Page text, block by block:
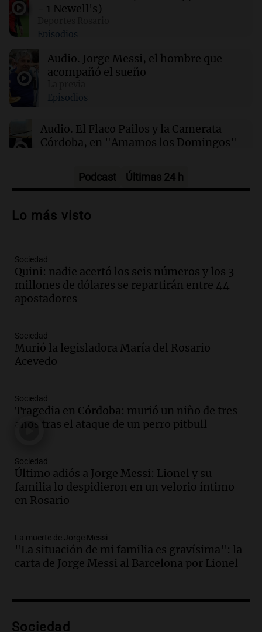
22:03 Tecnología
riesgo para la ciberseguridad
21:48 Sociedad
Quini: nadie acertó los seis números y los 3
apostadores
- 1 Newell's)
Episodios
Audio. Jorge Messi, el hombre que
acompañó el sueño
Episodios
Audio. El Flaco Pailos y la Camerata
Córdoba, en "Amamos los Domingos"
hablaron de su obra en Cadena 3
Audio.
recuerdo del paso de Juan Pablo II: "Te
traspasaba con la mirada"
Amamos los Domingos
Audio.
un imperdible cordobés para los
amantes de la astronomía
Audio.
“No entendíamos qué cantaban”:
la historia del club de Irlanda
revolucionado por hinchas argentinos
Episodios
Audio.Crisis diplomática: el embajador
argentino regresa al país tras conflicto
con Brasil
Audio.Bomberos asisten a senderista
con fractura de tobillo en refugio Doña
Rosa
Episodios
investigación internacional sobre asma
Podcast Últimas 24 h
Lo más visto
Sociedad
Quini: nadie acertó los seis números y los 3
millones de dólares se repartirán entre 44
apostadores
Sociedad
Murió la legisladora María del Rosario
Acevedo
Sociedad
Tragedia en Córdoba: murió un niño de tres
años tras el ataque de un perro pitbull
Sociedad
Último adiós a Jorge Messi: Lionel y su
familia lo despidieron en un velorio íntimo
en Rosario
La muerte de Jorge Messi
"La situación de mi familia es gravísima": la
carta de Jorge Messi al Barcelona por Lionel
Sociedad